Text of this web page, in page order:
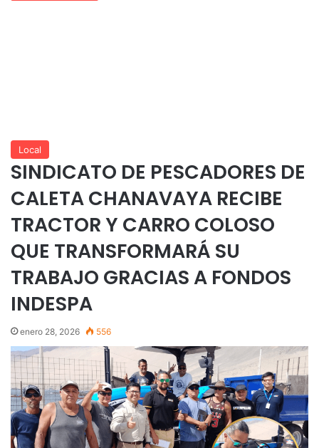
Local
SINDICATO DE PESCADORES DE
CALETA CHANAVAYA RECIBE
TRACTOR Y CARRO COLOSO
QUE TRANSFORMARÁ SU
TRABAJO GRACIAS A FONDOS
INDESPA
enero 28, 2026 556